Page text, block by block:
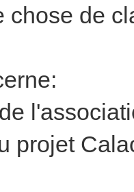
chose de
projet